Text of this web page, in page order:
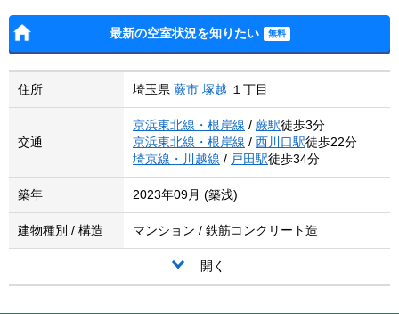
最新の空室状況を知りたい
住所 埼玉県 蕨市 塚越 １丁目
交通
京浜東北線・根岸線 / 蕨駅徒歩3分
京浜東北線・根岸線 / 西川口駅徒歩22分
埼京線・川越線 / 戸田駅徒歩34分
築年 2023年09月 (築浅)
建物種別 / 構造 マンション / 鉄筋コンクリート造
開く